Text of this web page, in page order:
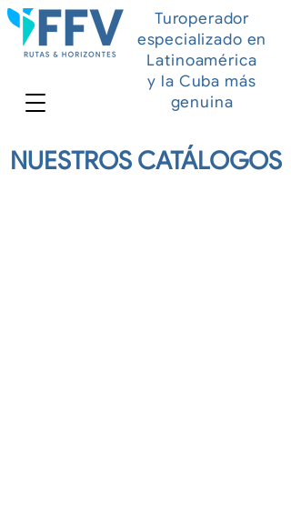
Turoperador
especializado en
Latinoamérica
y la Cuba más
genuina
NUESTROS CATÁLOGOS